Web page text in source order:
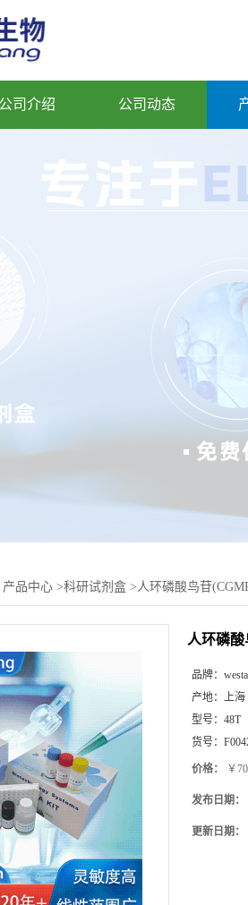
公司介绍 公司动态
产品中心 >科研试剂盒 >人环磷酸鸟苷
人环磷
品牌：
产地： 上海
型号： 48T
货号：
价格： ￥
发布日期：
更新日期：